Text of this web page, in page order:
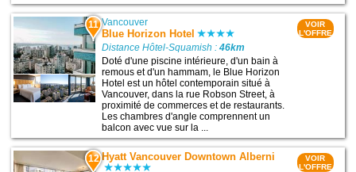
11 Vancouver
Blue Horizon Hotel
Distance Hôtel-Squamish :46km
Doté d'une piscine intérieure, d'un bain à
remous et d'un hammam, le Blue Horizon
Hotel est un hôtel contemporain situé à
Vancouver, dans la rue Robson Street, à
proximité de commerces et de restaurants.
Les chambres d'angle comprennent un
balcon avec vue sur la ...
VOIR
L'OFFRE
12 Hyatt Vancouver Downtown Alberni
VOIR
L'OFFRE